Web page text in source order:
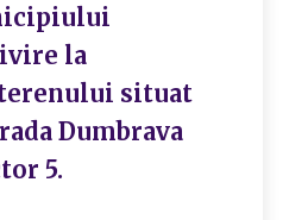
la
situat
Dumbrava
5.